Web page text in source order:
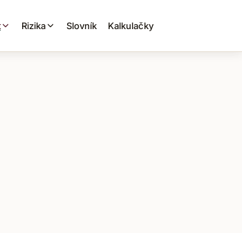
Rizika Slovník Kalkulačky